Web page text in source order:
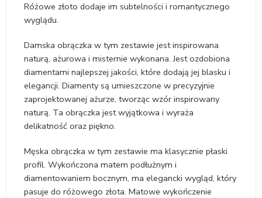
Różowe złoto dodaje im subtelności i romantycznego
wyglądu.
Damska obrączka w tym zestawie jest inspirowana
naturą, ażurowa i misternie wykonana. Jest ozdobiona
diamentami najlepszej jakości, które dodają jej blasku i
elegancji. Diamenty są umieszczone w precyzyjnie
zaprojektowanej ażurze, tworząc wzór inspirowany
naturą. Ta obrączka jest wyjątkowa i wyraża
delikatność oraz piękno.
Męska obrączka w tym zestawie ma klasycznie płaski
profil. Wykończona matem podłużnym i
diamentowaniem bocznym, ma elegancki wygląd, który
pasuje do różowego złota. Matowe wykończenie